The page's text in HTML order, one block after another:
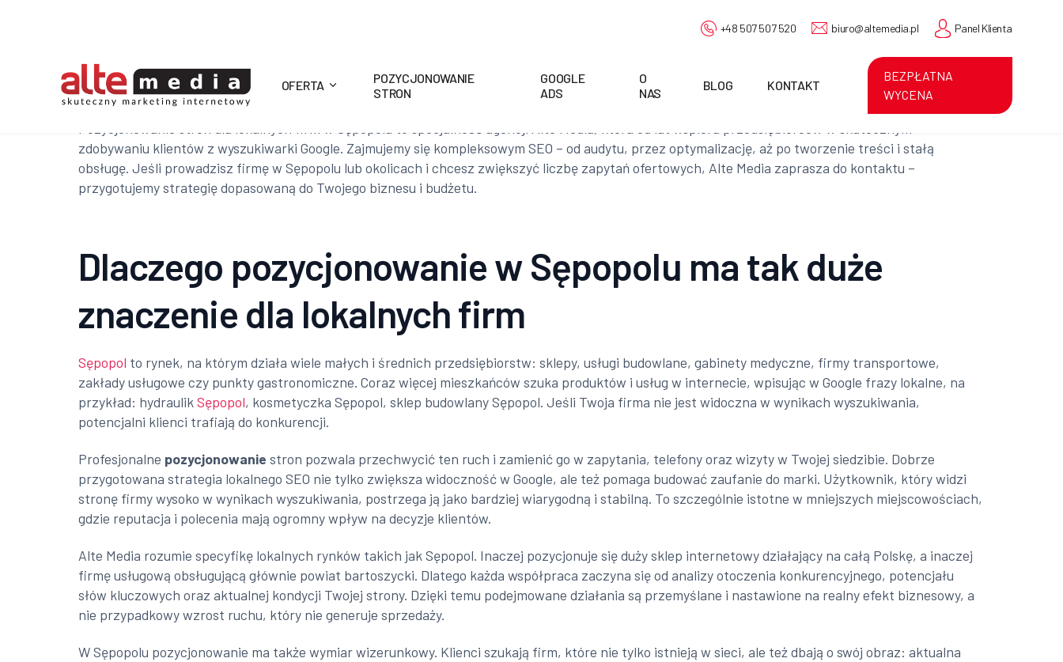
Alte
Media
+48 507 507 520 biuro@altemedia.pl Panel Klienta
OFERTA
POZYCJONOWANIE
STRON
GOOGLE
ADS
O
NAS
BLOG KONTAKT
BEZPŁATNA
WYCENA
Pozycjonowanie stron dla lokalnych firm w Sępopolu to specjalność agencji Alte Media, która od lat wspiera przedsiębiorców w skutecznym
zdobywaniu klientów z wyszukiwarki Google. Zajmujemy się kompleksowym SEO – od audytu, przez optymalizację, aż po tworzenie treści i stałą
obsługę. Jeśli prowadzisz firmę w Sępopolu lub okolicach i chcesz zwiększyć liczbę zapytań ofertowych, Alte Media zaprasza do kontaktu –
przygotujemy strategię dopasowaną do Twojego biznesu i budżetu.
Dlaczego pozycjonowanie w Sępopolu ma tak duże
znaczenie dla lokalnych firm
Sępopol to rynek, na którym działa wiele małych i średnich przedsiębiorstw: sklepy, usługi budowlane, gabinety medyczne, firmy transportowe,
zakłady usługowe czy punkty gastronomiczne. Coraz więcej mieszkańców szuka produktów i usług w internecie, wpisując w Google frazy lokalne, na
przykład: hydraulikSępopol, kosmetyczka Sępopol, sklep budowlany Sępopol. Jeśli Twoja firma nie jest widoczna w wynikach wyszukiwania,
potencjalni klienci trafiają do konkurencji.
Profesjonalne pozycjonowanie stron pozwala przechwycić ten ruch i zamienić go w zapytania, telefony oraz wizyty w Twojej siedzibie. Dobrze
przygotowana strategia lokalnego SEO nie tylko zwiększa widoczność w Google, ale też pomaga budować zaufanie do marki. Użytkownik, który widzi
stronę firmy wysoko w wynikach wyszukiwania, postrzega ją jako bardziej wiarygodną i stabilną. To szczególnie istotne w mniejszych miejscowościach,
gdzie reputacja i polecenia mają ogromny wpływ na decyzje klientów.
Alte Media rozumie specyfikę lokalnych rynków takich jak Sępopol. Inaczej pozycjonuje się duży sklep internetowy działający na całą Polskę, a inaczej
firmę usługową obsługującą głównie powiat bartoszycki. Dlatego każda współpraca zaczyna się od analizy otoczenia konkurencyjnego, potencjału
słów kluczowych oraz aktualnej kondycji Twojej strony. Dzięki temu podejmowane działania są przemyślane i nastawione na realny efekt biznesowy, a
nie przypadkowy wzrost ruchu, który nie generuje sprzedaży.
W Sępopolu pozycjonowanie ma także wymiar wizerunkowy. Klienci szukają firm, które nie tylko istnieją w sieci, ale też dbają o swój obraz: aktualna